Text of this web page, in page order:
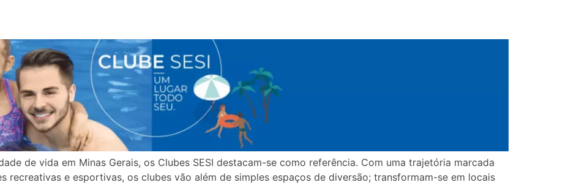
de vida em Minas Gerais, os Clubes SESI destacam-se como referência. Com uma trajetória marcada
recreativas e esportivas, os clubes vão além de simples espaços de diversão; transformam-se em locais